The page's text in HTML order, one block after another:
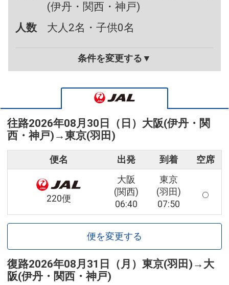
(伊丹・関西・神戸)
人数
大人2名・子供0名
条件を変更する▼
往路2026年08月30日（日） 大阪(伊丹・関
西・神戸) →東京(羽田)
便名 出発 到着 空席
220便
大阪
(関西)
06:40
東京
(羽田)
07:50
便を変更する
復路2026年08月31日（月） 東京(羽田) → 大
阪(伊丹・関西・神戸)